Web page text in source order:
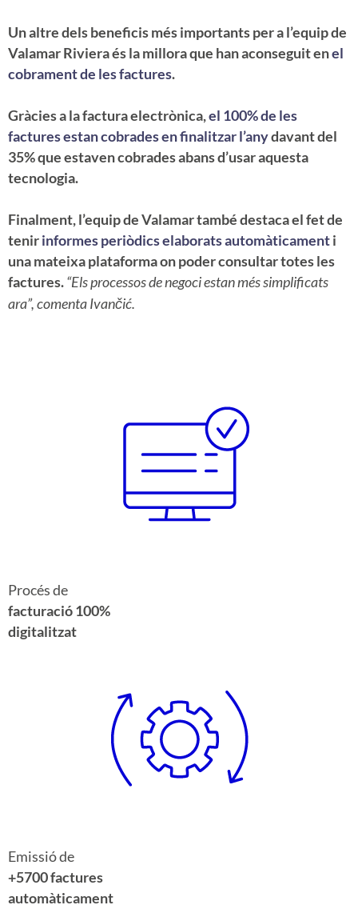
Un altre dels beneficis més importants per a l’equip de
Valamar Riviera és la millora que han aconseguit enel
cobrament de les factures.
Gràcies a la factura electrònica,el 100% de les
factures estan cobrades en finalitzar l’anydavant del
35% que estaven cobrades abans d’usar aquesta
tecnologia.
Finalment, l’equip de Valamar també destaca el fet de
tenirinformes periòdics elaborats automàticamenti
una mateixa plataforma on poder consultar totes les
factures.“Els processos de negoci estan més simplificats
ara”, comenta Ivančić.
Procés de
facturació 100%
digitalitzat
Emissió de
+5700 factures
automàticament
Inici
Voxel
Accés
FR
ES